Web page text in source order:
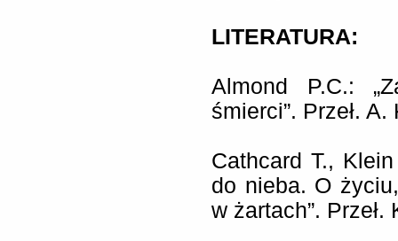
LITERATURA:
Almond P.C.:
śmierci”. Przeł.
Cathcard T.,
do nieba. O
w żartach”.